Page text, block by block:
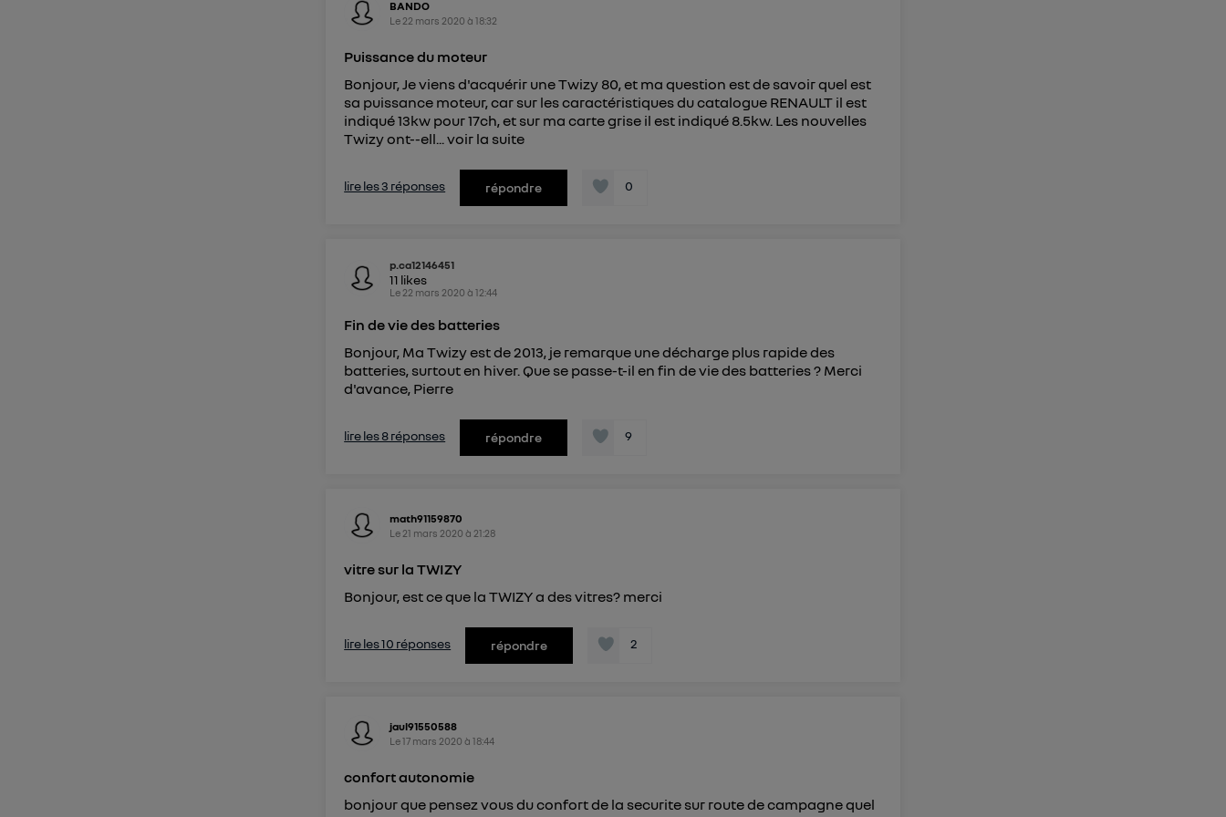
BANDO
Le 22 mars 2020 à18:32
Puissance du moteur
Bonjour, Je viens d'acquérir une Twizy 80, et ma question est de savoir quel est
sa puissance moteur, car sur les caractéristiques du catalogue RENAULT il est
indiqué 13kw pour 17ch, et sur ma carte grise il est indiqué 8.5kw. Les nouvelles
Twizy ont--ell...voir la suite
lire les 3 réponses répondre 0
p.ca12146451
11 likes
Le 22 mars 2020 à12:44
Fin de vie des batteries
Bonjour, Ma Twizy est de 2013, je remarque une décharge plus rapide des
batteries, surtout en hiver. Que se passe-t-il en fin de vie des batteries ? Merci
d'avance, Pierre
lire les 8 réponses répondre 9
math91159870
Le 21 mars 2020 à 21:28
vitre sur la TWIZY
Bonjour, est ce que la TWIZY a des vitres? merci
lire les 10 réponses répondre 2
jaul91550588
Le17 mars 2020 à18:44
confort autonomie
bonjour que pensez vous du confort de la securite sur route de campagne quel